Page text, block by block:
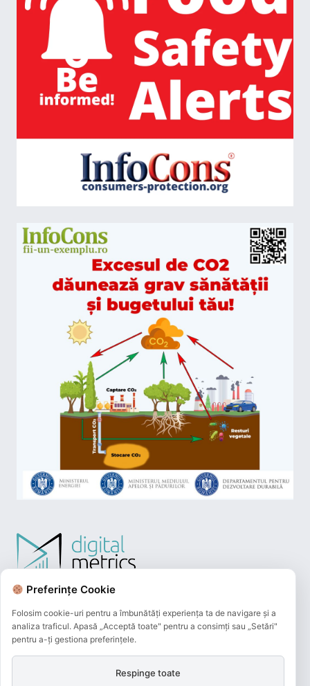
Preferințe Cookie
Folosim cookie-uri pentru a îmbunătăți experiența ta de navigare și a
analiza traficul. Apasă „Acceptă toate" pentru a consimți sau „Setări"
pentru a-ți gestiona preferințele.
Respinge toate